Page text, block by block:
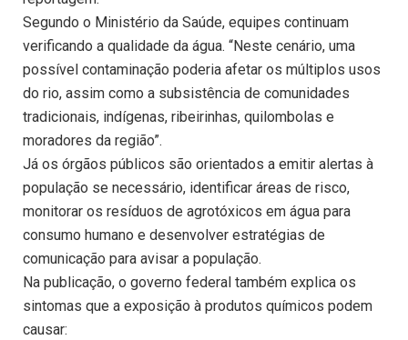
Segundo o Ministério da Saúde, equipes continuam
verificando a qualidade da água. “Neste cenário, uma
possível contaminação poderia afetar os múltiplos usos
do rio, assim como a subsistência de comunidades
tradicionais, indígenas, ribeirinhas, quilombolas e
moradores da região”.
Já os órgãos públicos são orientados a emitir alertas à
população se necessário, identificar áreas de risco,
monitorar os resíduos de agrotóxicos em água para
consumo humano e desenvolver estratégias de
comunicação para avisar a população.
Na publicação, o governo federal também explica os
sintomas que a exposição à produtos químicos podem
causar: